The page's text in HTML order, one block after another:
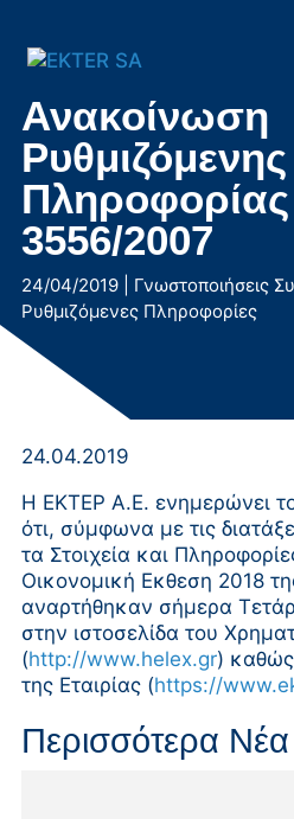
περιεχόμενο
Ανακοίνωση
Ρυθμιζόμενης
3556/2007
24/04/2019| Γνωστοποιήσεις
Ρυθμιζόμενες Πληροφορίες
24.04.2019
Η EΚΤΕΡ Α.Ε. ενημερώνει
ότι, σύμφωνα με τις
τα Στοιχεία και
Οικονομική Εκθεση 2018
αναρτήθηκαν σήμερα
στην ιστοσελίδα του
(http://www.helex.gr) καθώς
της Εταιρίας (https://
Περισσότερα Νέα